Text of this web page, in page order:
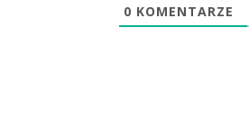
0 KOMENTARZE